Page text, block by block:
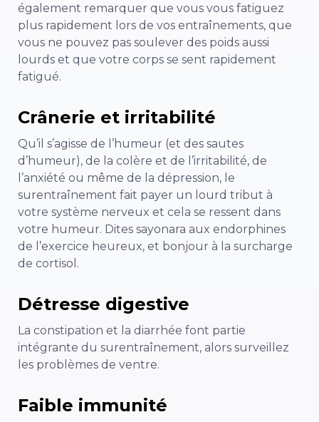
également remarquer que vous vous fatiguez
plus rapidement lors de vos entraînements, que
vous ne pouvez pas soulever des poids aussi
lourds et que votre corps se sent rapidement
fatigué.
Crânerie et irritabilité
Qu’il s’agisse de l’humeur (et des sautes
d’humeur), de la colère et de l’irritabilité, de
l’anxiété ou même de la dépression, le
surentraînement fait payer un lourd tribut à
votre système nerveux et cela se ressent dans
votre humeur. Dites sayonara aux endorphines
de l’exercice heureux, et bonjour à la surcharge
de cortisol.
Détresse digestive
La constipation et la diarrhée font partie
intégrante du surentraînement, alors surveillez
les problèmes de ventre.
Faible immunité